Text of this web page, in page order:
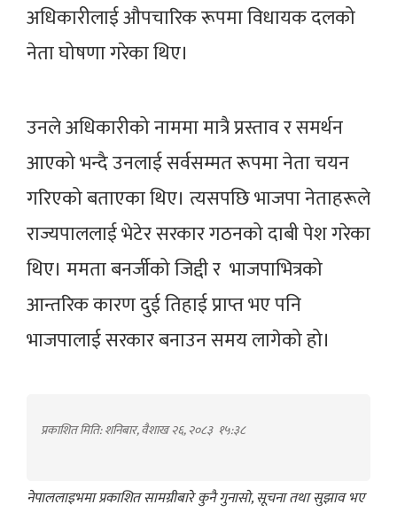
अधिकारीलाई औपचारिक रूपमा विधायक दलको
नेता घोषणा गरेका थिए।
उनले अधिकारीको नाममा मात्रै प्रस्ताव र समर्थन
आएको भन्दै उनलाई सर्वसम्मत रूपमा नेता चयन
गरिएको बताएका थिए। त्यसपछि भाजपा नेताहरूले
राज्यपाललाई भेटेर सरकार गठनको दाबी पेश गरेका
थिए। ममता बनर्जीको जिद्दी र भाजपाभित्रको
आन्तरिक कारण दुई तिहाई प्राप्त भए पनि
भाजपालाई सरकार बनाउन समय लागेको हो।
प्रकाशित मिति: शनिबार, वैशाख २६, २०८३ १५:३८
नेपाललाइभमा प्रकाशित सामग्रीबारे कुनै गुनासो, सूचना तथा सुझाव भए